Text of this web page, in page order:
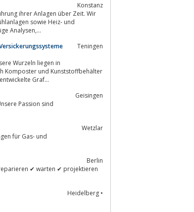
Konstanz
ihrer Anlagen über Zeit. Wir
Einordnung von Wasserwerten, regelmäßige Analysen,...
Teningen
Wurzeln liegen in
Komposter und Kunststoffbehälter
Graf...
Geisingen
Passion sind
Wetzlar
für Gas- und
Berlin
✔ warten ✔ projektieren
Heidelberg •